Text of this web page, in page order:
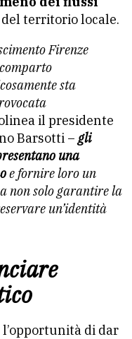
territorio locale.
Firenze
sta
il presidente
Barsotti – gli
una
e fornire loro un
non solo garantire la
un’identità
di dar